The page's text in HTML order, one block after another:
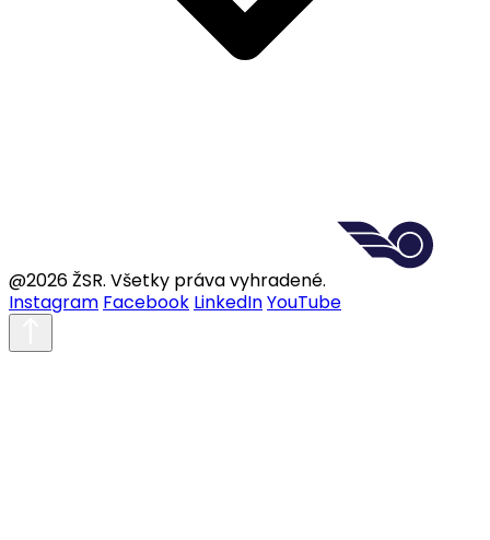
@2026 ŽSR. Všetky práva vyhradené.
Instagram Facebook LinkedInYouTube